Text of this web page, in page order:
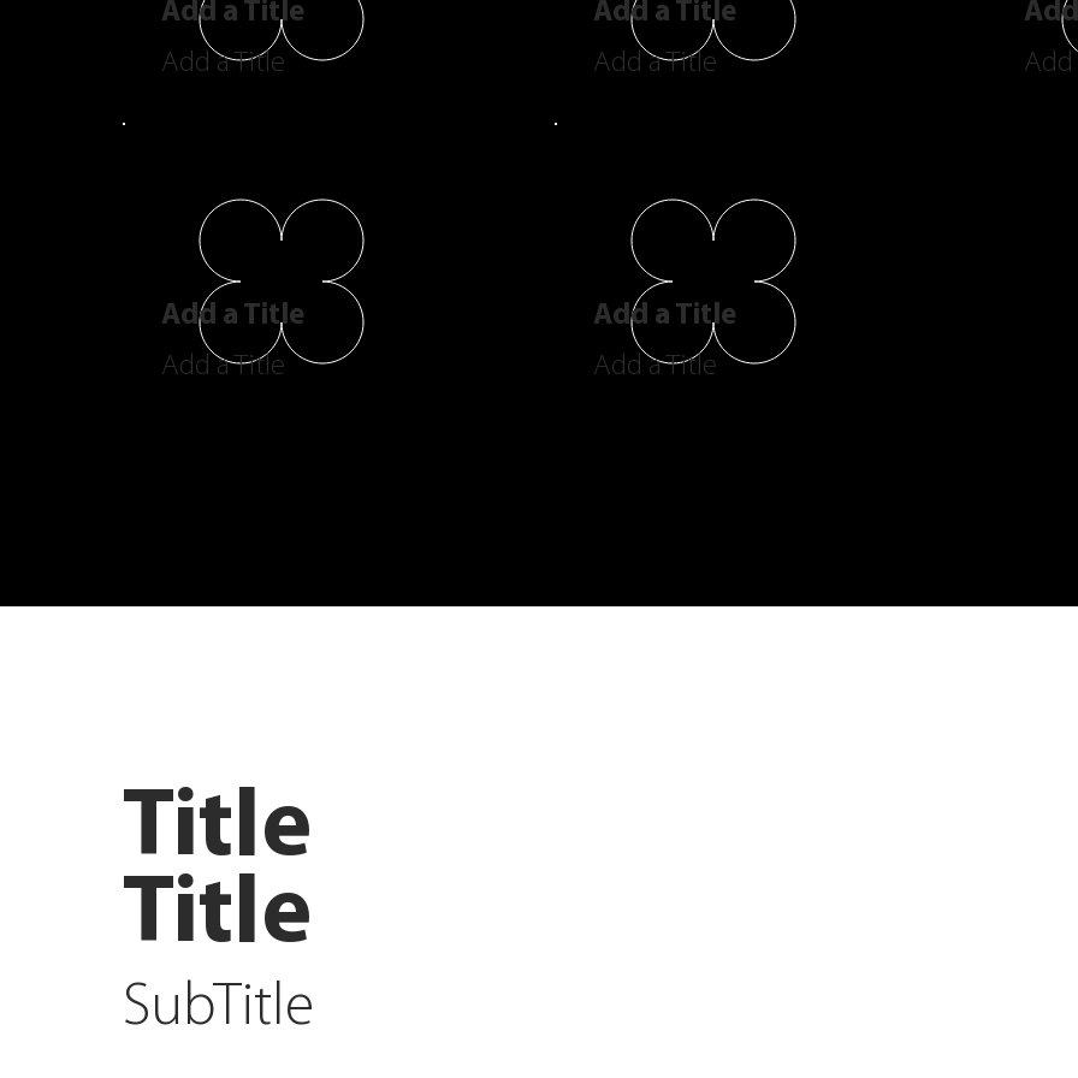
Add a Title
Add a Title
Add a Title
Add a Title
Add
Add a Title
Add a Title
Add a Title
Add a Title
Title
Title
SubTitle